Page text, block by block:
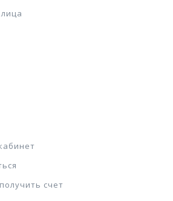
счет